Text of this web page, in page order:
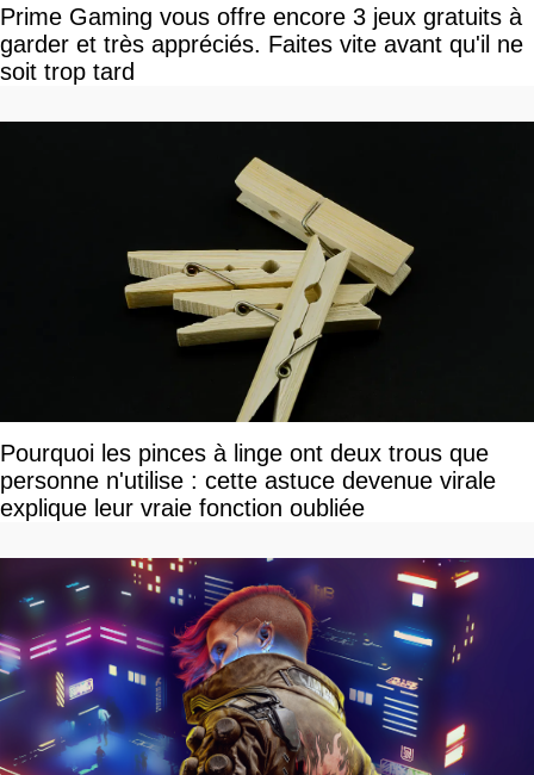
Prime Gaming vous offre encore 3 jeux gratuits à
garder et très appréciés. Faites vite avant qu'il ne
soit trop tard
Pourquoi les pinces à linge ont deux trous que
personne n'utilise : cette astuce devenue virale
explique leur vraie fonction oubliée